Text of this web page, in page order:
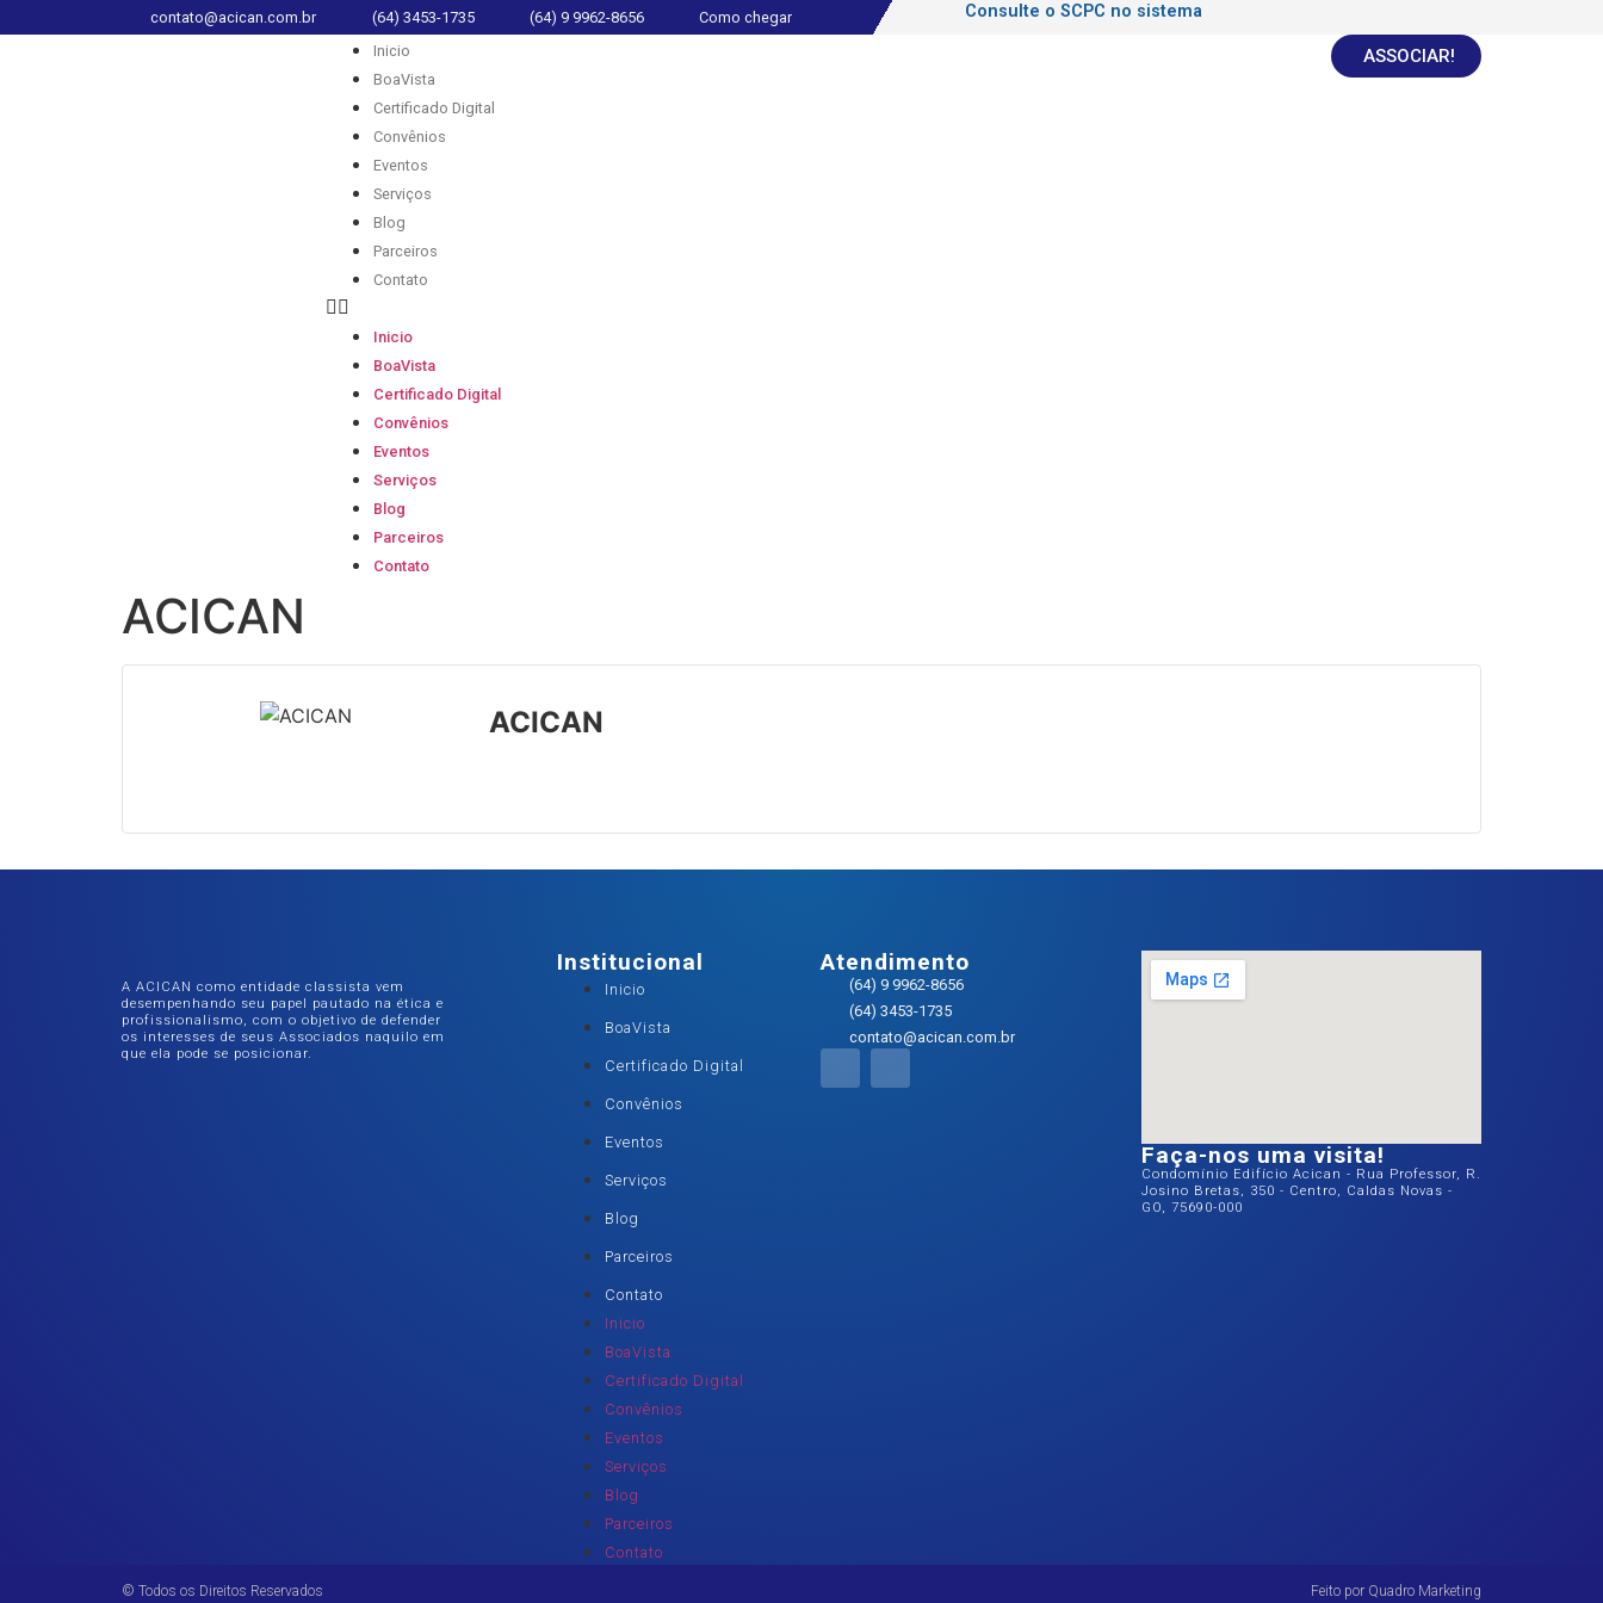
contato@acican.com.br (64) 3453-1735 (64) 9 9962-8656 Como chegar Consulte o SCPC no sistema
Inicio
BoaVista
Certificado Digital
Convênios
Eventos
Serviços
Blog
Parceiros
Contato
Inicio
BoaVista
Certificado Digital
Convênios
Eventos
Serviços
Blog
Parceiros
Contato
ASSOCIAR!
ACICAN
ACICAN
A ACICAN como entidade classista vem
desempenhando seu papel pautado na ética e
profissionalismo, com o objetivo de defender
os interesses de seus Associados naquilo em
que ela pode se posicionar.
Institucional
Inicio
BoaVista
Certificado Digital
Convênios
Eventos
Serviços
Blog
Parceiros
Contato
Inicio
BoaVista
Certificado Digital
Convênios
Eventos
Serviços
Blog
Parceiros
Contato
Atendimento
(64) 9 9962-8656
(64) 3453-1735
contato@acican.com.br
Faça-nos uma visita!
Condomínio Edifício Acican - Rua Professor, R.
Josino Bretas, 350 - Centro, Caldas Novas -
GO, 75690-000
© Todos os Direitos Reservados Feito por Quadro Marketing